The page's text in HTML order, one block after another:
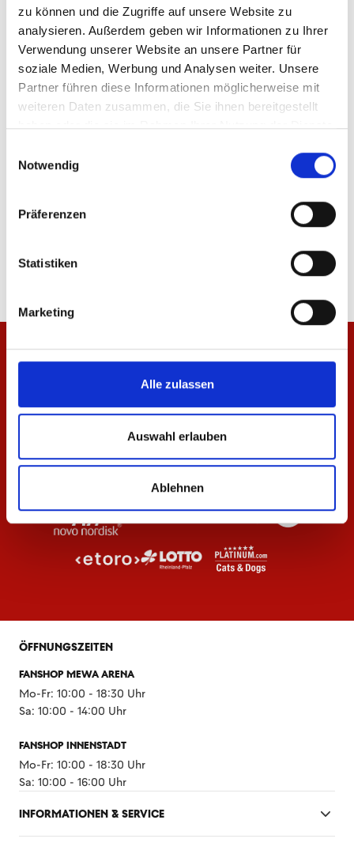
zu können und die Zugriffe auf unsere Website zu
analysieren. Außerdem geben wir Informationen zu Ihrer
Verwendung unserer Website an unsere Partner für
soziale Medien, Werbung und Analysen weiter. Unsere
Partner führen diese Informationen möglicherweise mit
weiteren Daten zusammen, die Sie ihnen bereitgestellt
haben oder die sie im Rahmen Ihrer Nutzung der Dienste
Notwendig
Präferenzen
Statistiken
Marketing
Alle zulassen
Auswahl erlauben
Ablehnen
Produktdetails
ÄHNLICHE PRODUKTE
T-Shirt Essentials Navy Kinder T-Shirt Essentials
ÖFFNUNGSZEITEN
FANSHOP MEWA ARENA
Mo-Fr: 10:00 - 18:30 Uhr
Sa: 10:00 - 14:00 Uhr
FANSHOP INNENSTADT
Mo-Fr: 10:00 - 18:30 Uhr
Sa: 10:00 - 16:00 Uhr
INFORMATIONEN & SERVICE